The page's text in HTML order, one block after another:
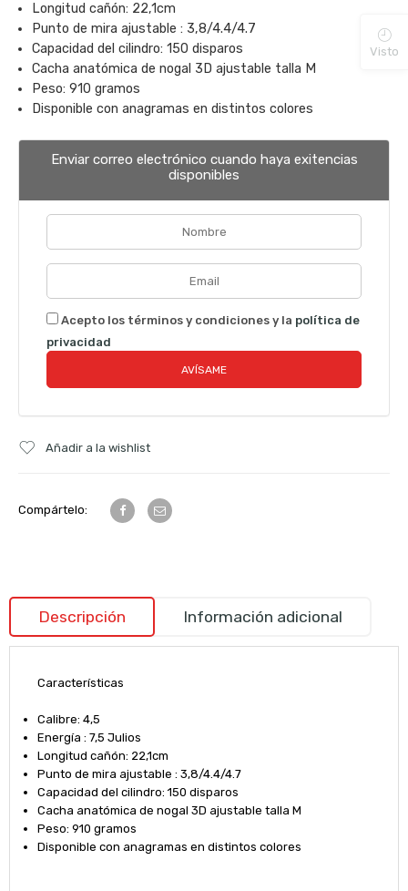
Longitud cañón: 22,1cm
Punto de mira ajustable : 3,8/4.4/4.7
Capacidad del cilindro: 150 disparos
Cacha anatómica de nogal 3D ajustable talla M
Peso: 910 gramos
Disponible con anagramas en distintos colores
Enviar correo electrónico cuando haya exitencias
disponibles
Acepto los términos y condiciones y la política de
privacidad
Añadir a la wishlist
Compártelo:
Descripción Información adicional
Características
Calibre: 4,5
Energía : 7,5 Julios
Longitud cañón: 22,1cm
Punto de mira ajustable : 3,8/4.4/4.7
Capacidad del cilindro: 150 disparos
Cacha anatómica de nogal 3D ajustable talla M
Peso: 910 gramos
Disponible con anagramas en distintos colores
Visto